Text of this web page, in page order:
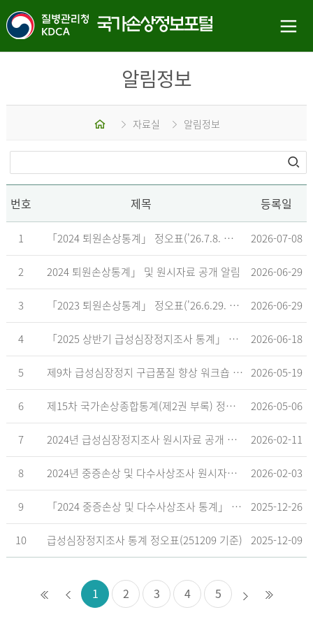
알림정보
홈 자료실 알림정보
번호 제목 등록일
1 「2024 퇴원손상통계」 정오표('26.7.8. 기준) 2026-07-08
2 2024 퇴원손상통계」 및 원시자료 공개 알림 2026-06-29
3 「2023 퇴원손상통계」 정오표('26.6.29. 기준) 2026-06-29
4 「2025 상반기 급성심장정지조사 통계」 공표 2026-06-18
5 제9차 급성심장정지 구급품질 향상 워크숍 개최 안내 2026-05-19
6 제15차 국가손상종합통계(제2권 부록) 정오표('26.5.18. 기준) 2026-05-06
7 2024년 급성심장정지조사 원시자료 공개 알림 2026-02-11
8 2024년 중증손상 및 다수사상조사 원시자료 공개 알림 2026-02-03
9 「2024 중증손상 및 다수사상조사 통계」 공표 2025-12-26
10 급성심장정지조사 통계 정오표(251209 기준) 2025-12-09
1 2 3 4 5